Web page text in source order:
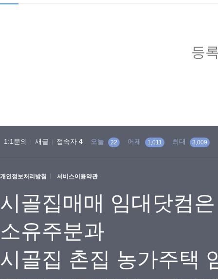
등
1:1문의 새글 접속자 4 오늘 22 어제 1,011 최대 3,009
개인정보처리방침 서비스이용약관
시골집매매 임대닷컴
소유주분과
시골집 촌집 농가주택